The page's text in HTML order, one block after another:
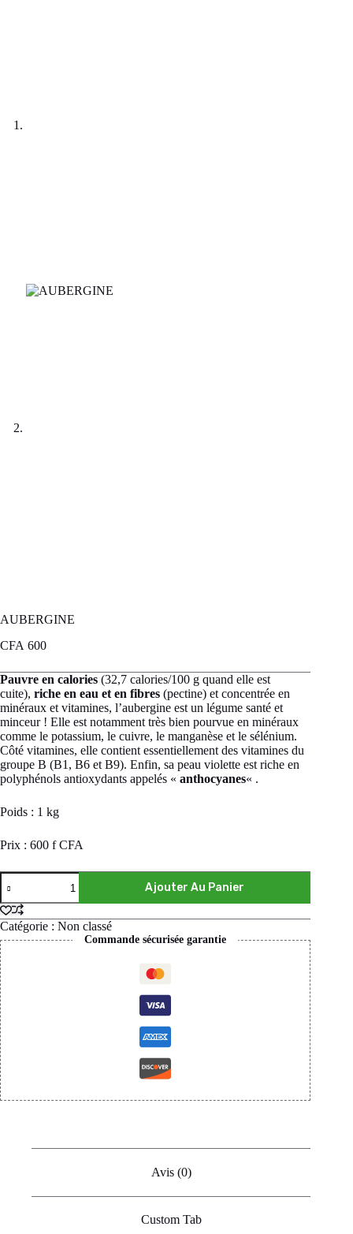
AUBERGINE
CFA 600
Pauvre en calories (32,7 calories/100 g quand elle est
cuite), riche en eau et en fibres (pectine) et concentrée en
minéraux et vitamines, l’aubergine est un légume santé et
minceur ! Elle est notamment très bien pourvue en minéraux
comme le potassium, le cuivre, le manganèse et le sélénium.
Côté vitamines, elle contient essentiellement des vitamines du
groupe B (B1, B6 et B9). Enfin, sa peau violette est riche en
polyphénols antioxydants appelés « anthocyanes« .
Poids : 1 kg
Prix : 600 f CFA
Ajouter Au Panier
Catégorie : Non classé
Commande sécurisée garantie
Avis (0)
Custom Tab